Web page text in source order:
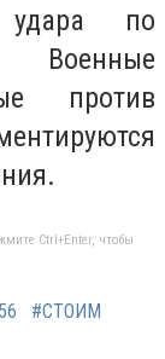
удара по
Военные
против
Ctrl+Enter, чтобы
#СТОИМ